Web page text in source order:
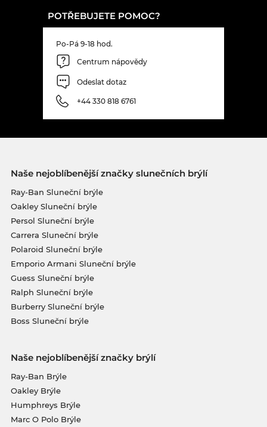
POTŘEBUJETE POMOC?
Po-Pá 9-18 hod.
Centrum nápovědy
Odeslat dotaz
+44 330 818 6761
Naše nejoblíbenější značky slunečních brýlí
Ray-Ban Sluneční brýle
Oakley Sluneční brýle
Persol Sluneční brýle
Carrera Sluneční brýle
Polaroid Sluneční brýle
Emporio Armani Sluneční brýle
Guess Sluneční brýle
Ralph Sluneční brýle
Burberry Sluneční brýle
Boss Sluneční brýle
Naše nejoblíbenější značky brýlí
Ray-Ban Brýle
Oakley Brýle
Humphreys Brýle
Marc O Polo Brýle